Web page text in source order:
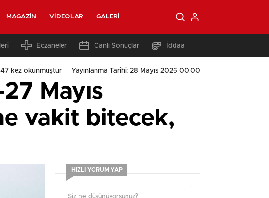
MAGAZIN VIDEOLAR GALERI
Eczaneler Canlı Sonuçlar İddaa
47 kez okunmuştur Yayınlanma Tarihi: 28 Mayıs 2026 00:00
Mayıs
vakit bitecek,
HIZLI YORUM YAP